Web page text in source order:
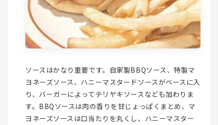
ソースはかなり重要です。自家製BBQソース、特製マ
ヨネーズソース、ハニーマスタードソースがベースに入
り、バーガーによってテリヤキソースなども加わりま
す。BBQソースは肉の香りを甘じょっぱくまとめ、マ
ヨネーズソースは口当たりを丸くし、ハニーマスター